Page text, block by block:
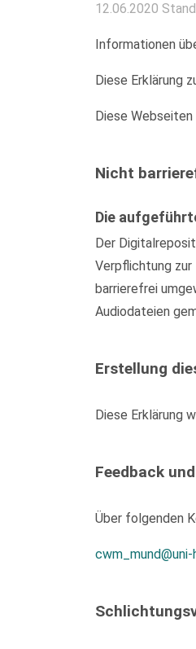
12.06.2020
Informationen
Diese Erklärung
Diese
Nicht
Die
Der
Verpflichtung zur
barrierefrei
Audiodateien
Erstellung
Diese Erklärung
Feedback
Über folgenden